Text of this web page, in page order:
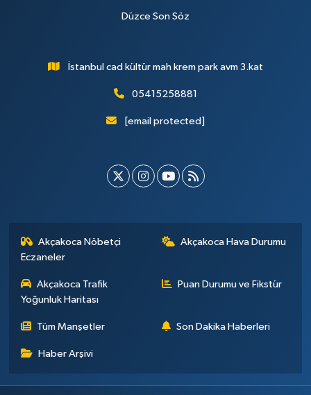
Düzce Son Söz
İstanbul cad kültür mah krem park avm 3.kat
05415258881
[email protected]
Akçakoca Nöbetçi
Eczaneler
Akçakoca Hava Durumu
Akçakoca Trafik
Yoğunluk Haritası
Puan Durumu ve Fikstür
Tüm Manşetler Son Dakika Haberleri
Haber Arşivi